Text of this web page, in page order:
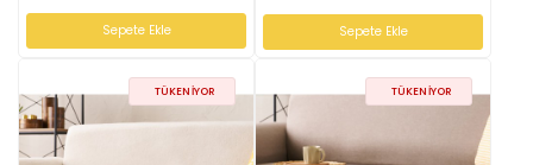
Sepete Ekle Sepete Ekle
TÜKENIYOR TÜKENIYOR